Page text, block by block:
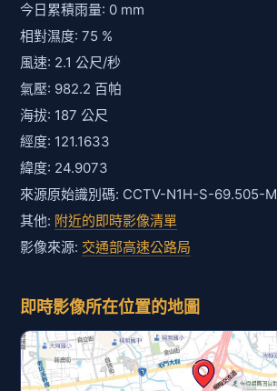
今日累積雨量: 0 mm
相對濕度: 75 %
風速: 2.1 公尺/秒
氣壓: 982.2 百帕
海拔: 187 公尺
經度: 121.1633
緯度: 24.9073
來源原始識別碼: CCTV-N1H-S-69.505-M
其他: 附近的即時影像清單
影像來源: 交通部高速公路局
即時影像所在位置的地圖